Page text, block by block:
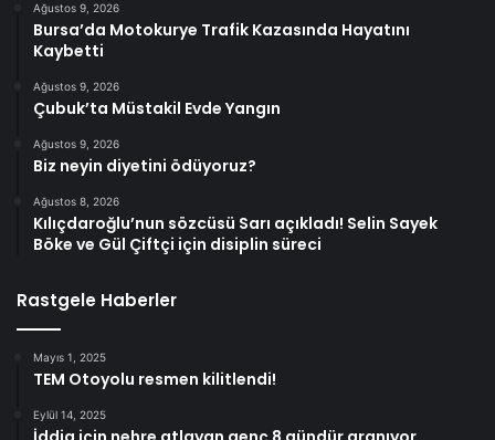
Ağustos 9, 2026
Bursa’da Motokurye Trafik Kazasında Hayatını
Kaybetti
Ağustos 9, 2026
Çubuk’ta Müstakil Evde Yangın
Ağustos 9, 2026
Biz neyin diyetini ödüyoruz?
Ağustos 8, 2026
Kılıçdaroğlu’nun sözcüsü Sarı açıkladı! Selin Sayek
Böke ve Gül Çiftçi için disiplin süreci
Rastgele Haberler
Mayıs 1, 2025
TEM Otoyolu resmen kilitlendi!
Eylül 14, 2025